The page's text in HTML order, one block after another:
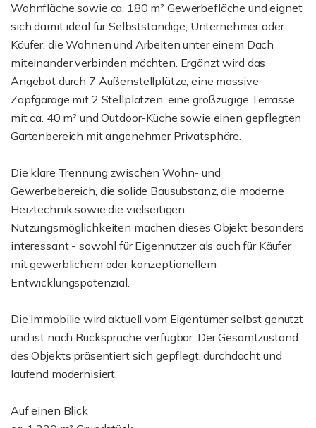
Wohnfläche sowie ca. 180 m² Gewerbefläche und eignet
sich damit ideal für Selbstständige, Unternehmer oder
Käufer, die Wohnen und Arbeiten unter einem Dach
miteinander verbinden möchten. Ergänzt wird das
Angebot durch 7 Außenstellplätze, eine massive
Zapfgarage mit 2 Stellplätzen, eine großzügige Terrasse
mit ca. 40 m² und Outdoor-Küche sowie einen gepflegten
Gartenbereich mit angenehmer Privatsphäre.
Die klare Trennung zwischen Wohn- und
Gewerbebereich, die solide Bausubstanz, die moderne
Heiztechnik sowie die vielseitigen
Nutzungsmöglichkeiten machen dieses Objekt besonders
interessant - sowohl für Eigennutzer als auch für Käufer
mit gewerblichem oder konzeptionellem
Entwicklungspotenzial.
Die Immobilie wird aktuell vom Eigentümer selbst genutzt
und ist nach Rücksprache verfügbar. Der Gesamtzustand
des Objekts präsentiert sich gepflegt, durchdacht und
laufend modernisiert.
Auf einen Blick